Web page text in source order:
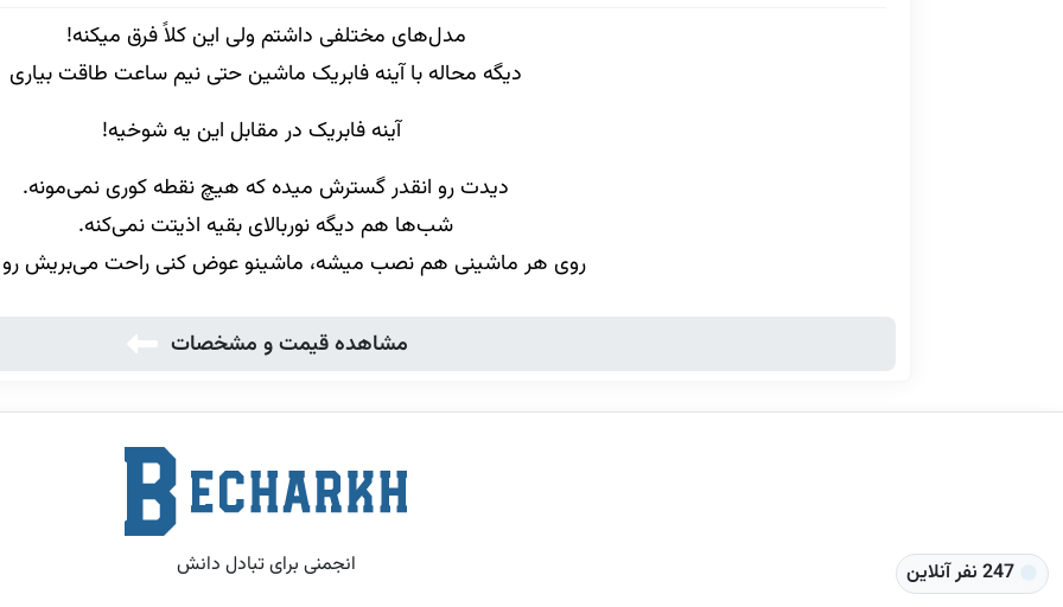
مدل‌های مختلفی داشتم ولی این کلاً فرق میکنه!
دیگه محاله با آینه فابریک ماشین حتی نیم ساعت طاقت بیاری
آینه فابریک در مقابل این یه شوخیه!
دیدت رو انقدر گسترش میده که هیچ نقطه کوری نمی‌مونه.
شب‌ها هم دیگه نوربالای بقیه اذیتت نمی‌کنه.
روی هر ماشینی هم نصب میشه، ماشینو عوض کنی راحت می‌بریش
مشاهده قیمت و مشخصات
انجمنی برای تبادل دانش